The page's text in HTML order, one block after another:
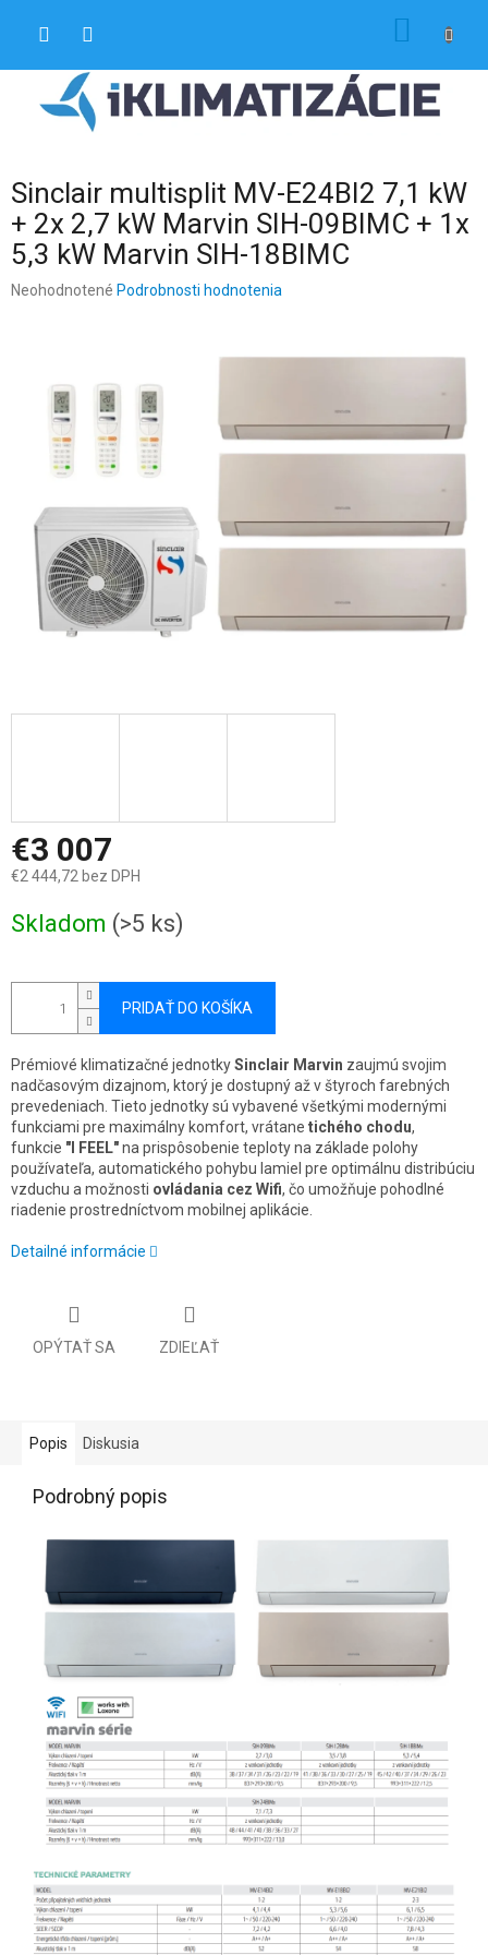
Sinclair multisplit MV-E24BI2 7,1 kW
+ 2x 2,7 kW Marvin SIH-09BIMC + 1x
5,3 kW Marvin SIH-18BIMC
Priemerné
hviezdičiek.
Neohodnotené Podrobnosti hodnotenia
€3 007
€2 444,72 bez DPH
cena:
Skladom (>5 ks)
PRIDAŤ DO KOŠÍKA
Prémiové klimatizačné jednotkySinclair Marvin zaujmú svojim
nadčasovým dizajnom, ktorý je dostupný až v štyroch farebných
prevedeniach. Tieto jednotky sú vybavené všetkými modernými
funkciami pre maximálny komfort, vrátane tichého chodu,
funkcie "I FEEL"na prispôsobenie teploty na základe polohy
používateľa, automatického pohybu lamiel pre optimálnu distribúciu
vzduchu a možnosti ovládania cez Wifi, čo umožňuje pohodlné
riadenie prostredníctvom mobilnej aplikácie.
Detailné informácie
OPÝTAŤ SA ZDIEĽAŤ
Popis Diskusia
Podrobný popis